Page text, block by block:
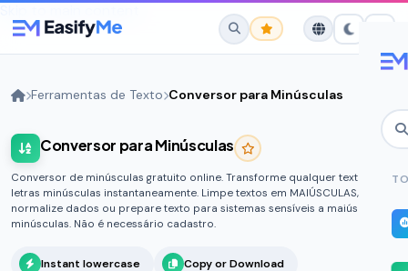
No favorites yet.
Star any tool to save it here for quick
access.
Ferramentas de Texto Conversor para Minúsculas
Conversor para Minúsculas
Conversor de minúsculas gratuito online. Transforme qualquer texto em
letras minúsculas instantaneamente. Limpe textos em MAIÚSCULAS,
normalize dados ou prepare texto para sistemas sensíveis a maiúsculas e
minúsculas. Não é necessário cadastro.
Instant lowercase Copy or Download